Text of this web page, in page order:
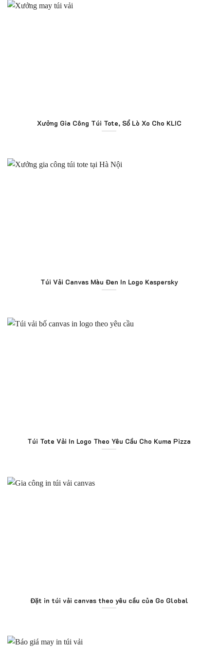
Xưởng Gia Công Túi Tote, Sổ Lò Xo Cho KLIC
Túi Vải Canvas Màu Đen In Logo Kaspersky
Túi Tote Vải In Logo Theo Yêu Cầu Cho Kuma Pizza
Đặt in túi vải canvas theo yêu cầu của Go Global